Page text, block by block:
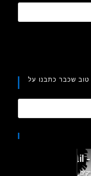
כתבנו על
Escape